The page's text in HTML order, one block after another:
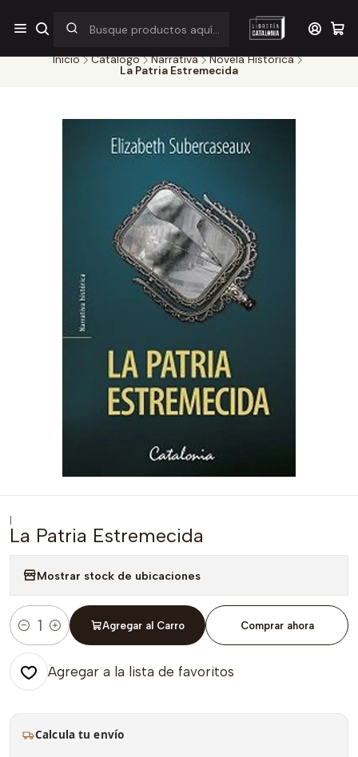
¡Por pocos días! Despacho a $1.000 en RM por compras sobre
$38.000
Inicio Catálogo Narrativa
Novela Historica
La Patria Estremecida
|
La Patria Estremecida
Mostrar stock de ubicaciones
Cantidad
Agregar al Carro Comprar ahora
Agregar a la lista de favoritos
Calcula tu envío